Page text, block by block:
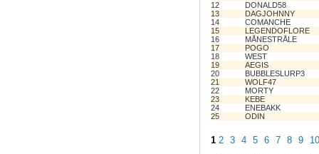
12
DONALD58
13
DAGJOHNNY
14
COMANCHE
15
LEGENDOFLORE
16
MÅNESTRÅLE
17
POGO
18
WEST
19
AEGIS
20
BUBBLESLURP3
21
WOLF47
22
MORTY
23
KEBE
24
ENEBAKK
25
ODIN
1 2 3 4 5 6 7 8 9 10